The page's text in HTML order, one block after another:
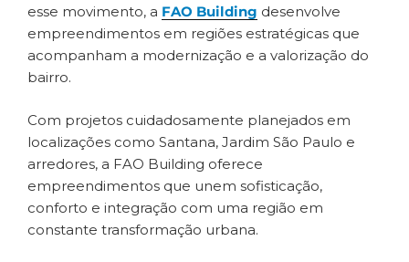
esse movimento, a FAO Building desenvolve
empreendimentos em regiões estratégicas que
acompanham a modernização e a valorização do
bairro.
Com projetos cuidadosamente planejados em
localizações como Santana, Jardim São Paulo e
arredores, a FAO Building oferece
empreendimentos que unem sofisticação,
conforto e integração com uma região em
constante transformação urbana.